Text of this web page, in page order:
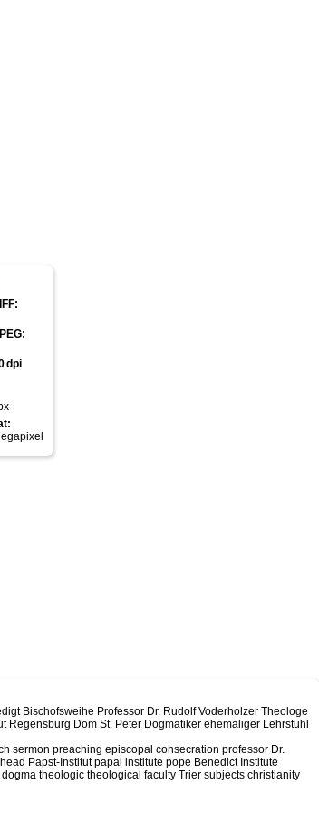
dpi
Bischofsweihe Professor Dr. Rudolf Voderholzer Theologe
Dom St. Peter Dogmatiker ehemaliger Lehrstuhl
sermon preaching episcopal consecration professor Dr.
Papst-Institut papal institute pope Benedict Institute
theologic theological faculty Trier subjects christianity